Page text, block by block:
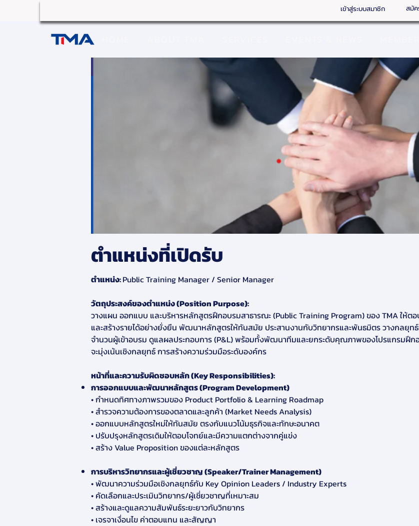
เข้าสู่ระบบสมาชิก สมัค
ตำแหน่งที่เปิดรับ
ตำแหน่ง:Public Training Manager / Senior Manager
วัตถุประสงค์ของตำแหน่ง (Position Purpose):
วางแผน ออกแบบ และบริหารหลักสูตรฝึกอบรมสาธารณะ (Public Training Program) ของ TMA ให้ต
และสร้างรายได้อย่างยั่งยืน พัฒนาหลักสูตรให้ทันสมัย ประสานงานกับวิทยากรและพันธมิตร วางกลยุท
จํานวนผู้เข้าอบรม ดูแลผลประกอบการ (P&L) พร้อมทั้งพัฒนาทีมและยกระดับคุณภาพของโปรแกรมฝึก
จะมุ่งเน้นเชิงกลยุทธ์ การสร้างความร่วมมือระดับองค์กร
หน้าที่และความรับผิดชอบหลัก (Key Responsibilities):
การออกแบบและพัฒนาหลักสูตร (Program Development)
• กําหนดทิศทางภาพรวมของ Product Portfolio & Learning Roadmap
• สํารวจความต้องการของตลาดและลูกค้า (Market Needs Analysis)
• ออกแบบหลักสูตรใหม่ให้ทันสมัย ตรงกับแนวโน้มธุรกิจและทักษะอนาคต
• ปรับปรุงหลักสูตรเดิมให้ตอบโจทย์และมีความแตกต่างจากคู่แข่ง
• สร้าง Value Proposition ของแต่ละหลักสูตร
การบริหารวิทยากรและผู้เชี่ยวชาญ (Speaker/Trainer Management)
• พัฒนาความร่วมมือเชิงกลยุทธ์กับ Key Opinion Leaders / Industry Experts
• คัดเลือกและประเมินวิทยากร/ผู้เชี่ยวชาญที่เหมาะสม
• สร้างและดูแลความสัมพันธ์ระยะยาวกับวิทยากร
• เจรจาเงื่อนไข ค่าตอบแทน และสัญญา